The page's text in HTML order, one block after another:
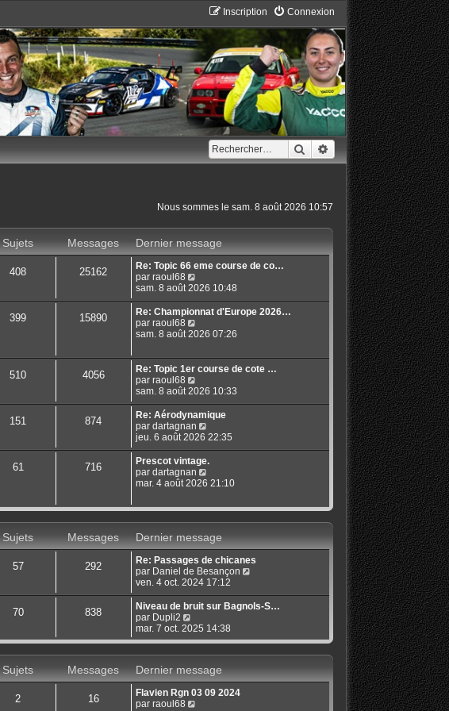
Connexion
Inscription
RechercherRecherche avancée
Nous sommes le sam. 8 août 2026 10:57
Sujets Messages
Dernier message
408 25162
Re: Topic 66 eme course de co…
par raoul68
o
n
s
l
r
e
r
n
i
e
r
m
e
s
a
e
sam. 8 août 2026 10:48
399 15890
Re: Championnat d'Europe 2026…
par raoul68
o
s
u
t
r
l
e
r
n
i
r
m
e
s
s
a
g
e
sam. 8 août 2026 07:26
510 4056
Re: Topic 1er course de cote …
par raoul68
o
n
s
u
l
e
r
l
e
r
n
i
e
r
m
s
s
a
g
e
sam. 8 août 2026 10:33
151 874
Re: Aérodynamique
par dartagnan
o
n
l
r
l
e
d
e
r
n
e
m
s
a
g
e
jeu. 6 août 2026 22:35
61 716
Prescot vintage.
par dartagnan
o
s
t
e
r
l
e
d
e
n
i
m
e
s
mar. 4 août 2026 21:10
Sujets Messages
Dernier message
57 292
Re: Passages de chicanes
par Daniel de Besançon
n
s
t
l
e
ven. 4 oct. 2024 17:12
70 838
Niveau de bruit sur Bagnols-S…
par Dupli2
o
n
l
t
e
r
mar. 7 oct. 2025 14:38
Sujets Messages
Dernier message
2 16
Flavien Rgn 03 09 2024
par raoul68